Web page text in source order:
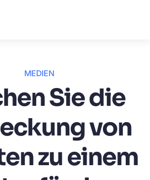
unser Sucherlebnis und
verbessern?
ich die Algolia-Suche in meine
MEDIEN
Sie die
von
zu einem